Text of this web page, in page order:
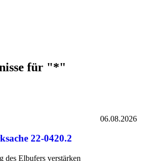
für "*"
06.08.2026
22-0420.2
des Elbufers verstärken